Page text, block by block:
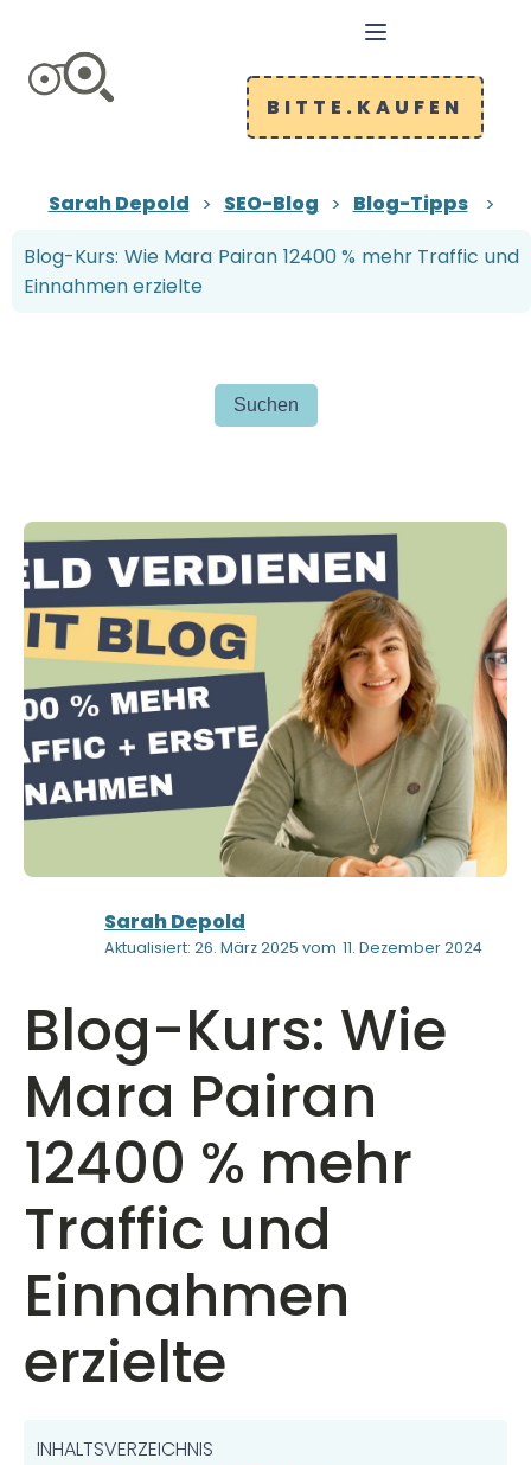
BITTE.KAUFEN
Sarah Depold SEO-Blog
Blog-Tipps
Blog-Kurs: Wie Mara Pairan 12400 % mehr Traffic und
Einnahmen erzielte
Sarah Depold
Aktualisiert: 26. März 2025 vom 11. Dezember 2024
Blog-Kurs: Wie
Mara Pairan
12400 % mehr
Traffic und
Einnahmen
erzielte
INHALTSVERZEICHNIS